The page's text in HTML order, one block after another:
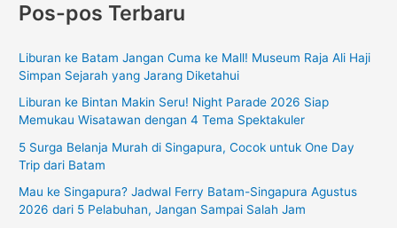
r
u
n
t
Pos-pos Terbaru
Liburan ke Batam Jangan Cuma ke Mall! Museum Raja Ali Haji
Simpan Sejarah yang Jarang Diketahui
Liburan ke Bintan Makin Seru! Night Parade 2026 Siap
Memukau Wisatawan dengan 4 Tema Spektakuler
5 Surga Belanja Murah di Singapura, Cocok untuk One Day
Trip dari Batam
Mau ke Singapura? Jadwal Ferry Batam-Singapura Agustus
2026 dari 5 Pelabuhan, Jangan Sampai Salah Jam